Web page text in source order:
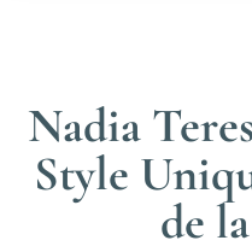
Nadia
Style
de